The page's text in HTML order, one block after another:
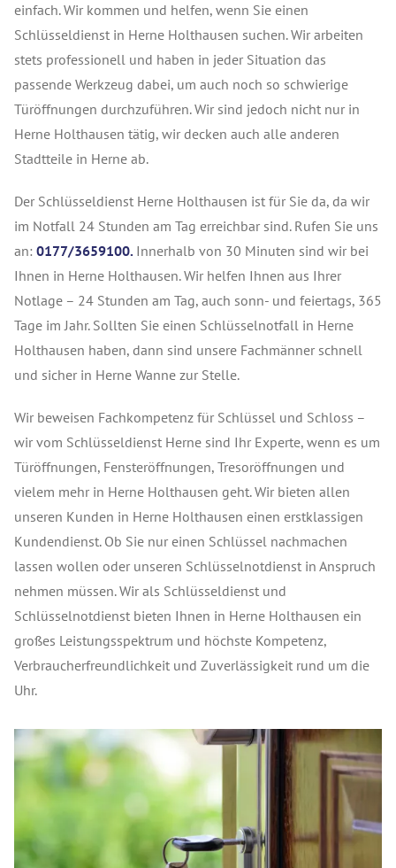
einfach. Wir kommen und helfen, wenn Sie einen
Schlüsseldienst in Herne Holthausen suchen. Wir arbeiten
stets professionell und haben in jeder Situation das
passende Werkzeug dabei, um auch noch so schwierige
Türöffnungen durchzuführen. Wir sind jedoch nicht nur in
Herne Holthausen tätig, wir decken auch alle anderen
Stadtteile in Herne ab.
Der Schlüsseldienst Herne Holthausen ist für Sie da, da wir
im Notfall 24 Stunden am Tag erreichbar sind. Rufen Sie uns
an: 0177/3659100. Innerhalb von 30 Minuten sind wir bei
Ihnen in Herne Holthausen. Wir helfen Ihnen aus Ihrer
Notlage – 24 Stunden am Tag, auch sonn- und feiertags, 365
Tage im Jahr. Sollten Sie einen Schlüsselnotfall in Herne
Holthausen haben, dann sind unsere Fachmänner schnell
und sicher in Herne Wanne zur Stelle.
Wir beweisen Fachkompetenz für Schlüssel und Schloss –
wir vom Schlüsseldienst Herne sind Ihr Experte, wenn es um
Türöffnungen, Fensteröffnungen, Tresoröffnungen und
vielem mehr in Herne Holthausen geht. Wir bieten allen
unseren Kunden in Herne Holthausen einen erstklassigen
Kundendienst. Ob Sie nur einen Schlüssel nachmachen
lassen wollen oder unseren Schlüsselnotdienst in Anspruch
nehmen müssen. Wir als Schlüsseldienst und
Schlüsselnotdienst bieten Ihnen in Herne Holthausen ein
großes Leistungsspektrum und höchste Kompetenz,
Verbraucherfreundlichkeit und Zuverlässigkeit rund um die
Uhr.